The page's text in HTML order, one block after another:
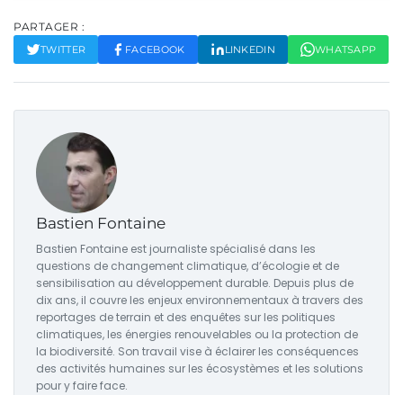
PARTAGER :
TWITTER FACEBOOK LINKEDIN WHATSAPP
Bastien Fontaine
Bastien Fontaine est journaliste spécialisé dans les
questions de changement climatique, d’écologie et de
sensibilisation au développement durable. Depuis plus de
dix ans, il couvre les enjeux environnementaux à travers des
reportages de terrain et des enquêtes sur les politiques
climatiques, les énergies renouvelables ou la protection de
la biodiversité. Son travail vise à éclairer les conséquences
des activités humaines sur les écosystèmes et les solutions
pour y faire face.